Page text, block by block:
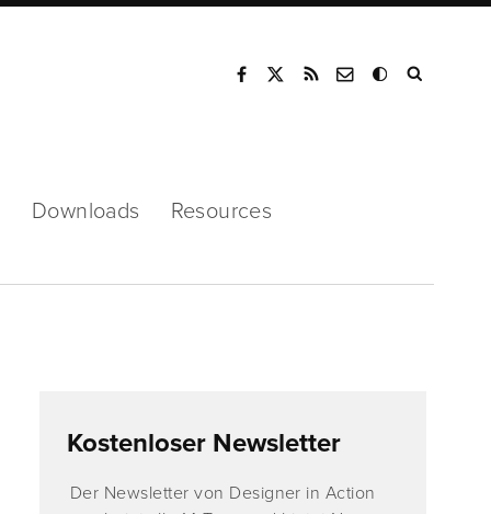
Downloads Resources
Kostenloser Newsletter
Der Newsletter von Designer in Action